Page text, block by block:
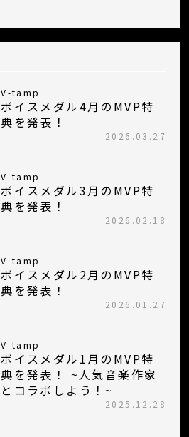
V-tamp
ボイスメダル4月のMVP特
典を発表！
2026.03.27
V-tamp
ボイスメダル3月のMVP特
典を発表！
2026.02.18
V-tamp
ボイスメダル2月のMVP特
典を発表！
2026.01.27
V-tamp
ボイスメダル1月のMVP特
典を発表！ ~人気音楽作家
とコラボしよう！~
2025.12.28